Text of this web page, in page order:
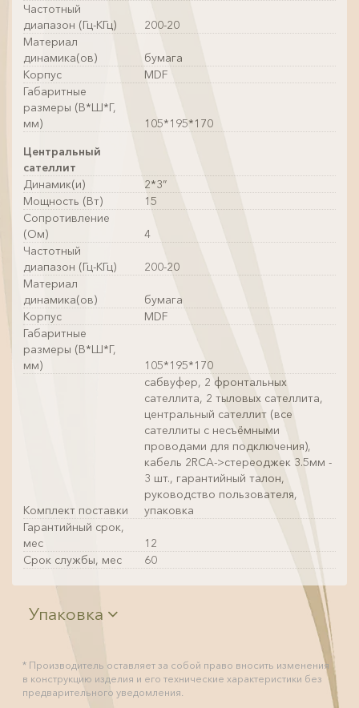
Частотный
диапазон (Гц-КГц)
200-20
Материал
динамика(ов)
бумага
Корпус
MDF
Габаритные
размеры (В*Ш*Г,
мм)
105*195*170
Центральный
сателлит
Динамик(и)
2*3”
Мощность (Вт)
15
Сопротивление
(Ом)
4
Частотный
диапазон (Гц-КГц)
200-20
Материал
динамика(ов)
бумага
Корпус
MDF
Габаритные
размеры (В*Ш*Г,
мм)
105*195*170
Комплект поставки
сабвуфер, 2 фронтальных
сателлита, 2 тыловых сателлита,
центральный сателлит (все
сателлиты с несъёмными
проводами для подключения),
кабель 2RCA->стереоджек 3.5мм -
3 шт., гарантийный талон,
руководство пользователя,
упаковка
Гарантийный срок,
мес
12
Срок службы, мес
60
Упаковка
* Производитель оставляет за собой право вносить изменения
в конструкцию изделия и его технические характеристики без
предварительного уведомления.